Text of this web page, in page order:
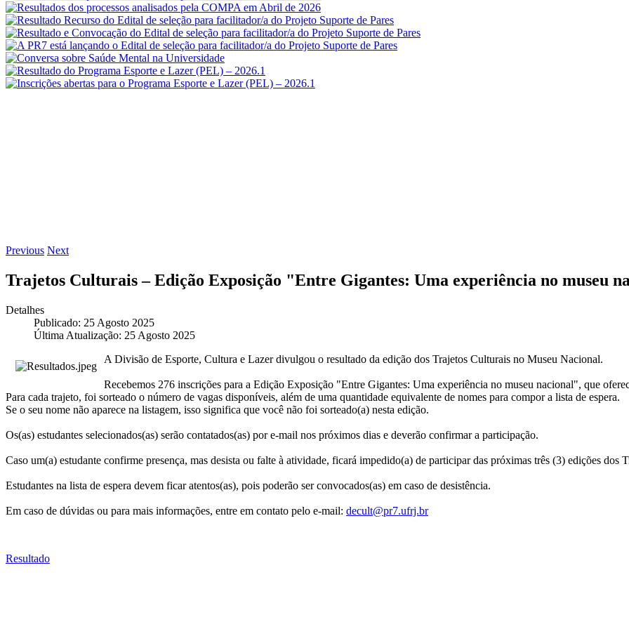
Previous Next
Trajetos Culturais – Edição Exposição "Entre Gigantes: Uma experiência no museu
Detalhes
Publicado: 25 Agosto 2025
Última Atualização: 25 Agosto 2025
A Divisão de Esporte, Cultura e Lazer divulgou o resultado da edição dos Trajetos Culturais no Museu Nacional.
Recebemos 276 inscrições para a Edição Exposição "Entre Gigantes: Uma experiência no museu nacional", que
Para cada trajeto, foi sorteado o número de vagas disponíveis, além de uma quantidade equivalente de nomes para compor a lista de espera.
Se o seu nome não aparece na listagem, isso significa que você não foi sorteado(a) nesta edição.
Os(as) estudantes selecionados(as) serão contatados(as) por e-mail nos próximos dias e deverão confirmar a participação.
Caso um(a) estudante confirme presença, mas desista ou falte à atividade, ficará impedido(a) de participar das próximas três (3) edições dos
Estudantes na lista de espera devem ficar atentos(as), pois poderão ser convocados(as) em caso de desistência.
Em caso de dúvidas ou para mais informações, entre em contato pelo e-mail: decult@pr7.ufrj.br
Resultado